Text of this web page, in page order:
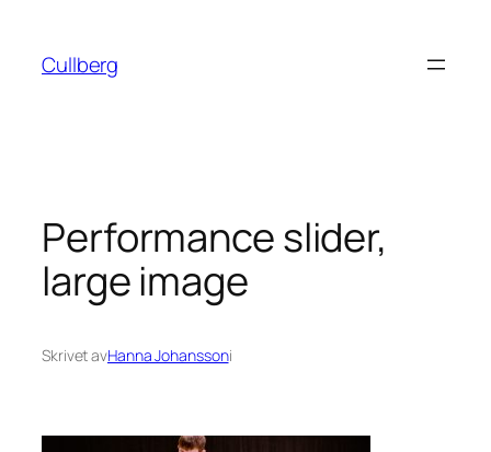
innehåll
Cullberg
Performance slider,
large image
Skrivet avHanna Johanssoni